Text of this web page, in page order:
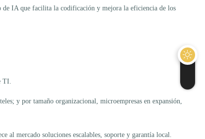
de IA que facilita la codificación y mejora la eficiencia de los
TI.
y por tamaño organizacional, microempresas en expansión,
mercado soluciones escalables, soporte y garantía local.